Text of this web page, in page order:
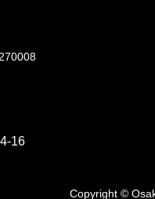
16
Copyright ©